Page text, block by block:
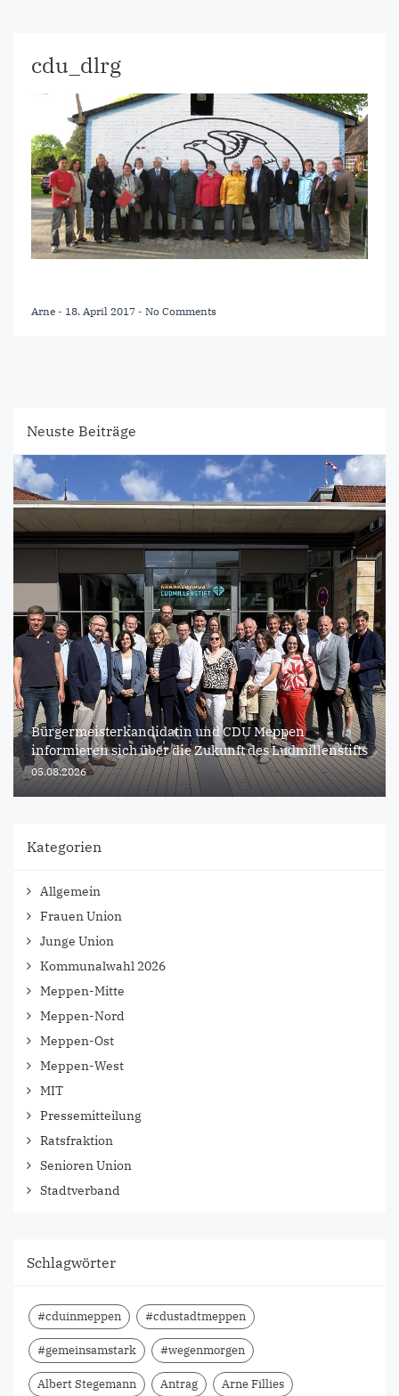
cdu_dlrg
Arne - 18. April 2017 - No Comments
Neuste Beiträge
Bürgermeisterkandidatin und CDU Meppen
informieren sich über die Zukunft des Ludmillenstifts
05.08.2026
Kategorien
Allgemein
Frauen Union
Junge Union
Kommunalwahl 2026
Meppen-Mitte
Meppen-Nord
Meppen-Ost
Meppen-West
MIT
Pressemitteilung
Ratsfraktion
Senioren Union
Stadtverband
Schlagwörter
#cduinmeppen #cdustadtmeppen
#gemeinsamstark #wegenmorgen
Albert Stegemann Antrag Arne Fillies